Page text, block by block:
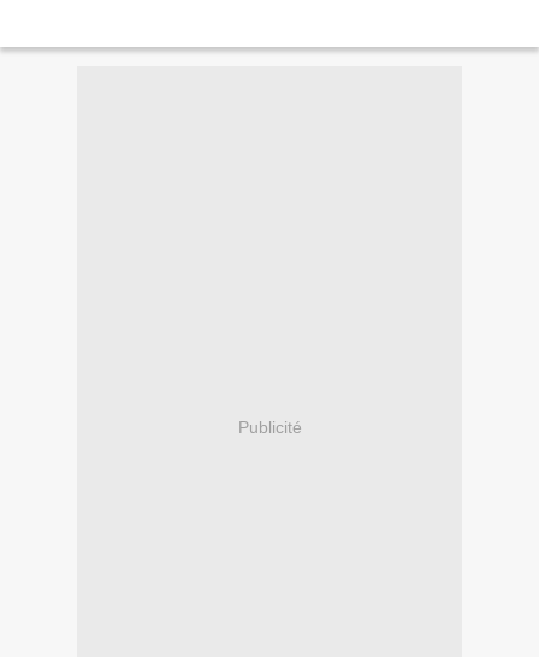
Publicité